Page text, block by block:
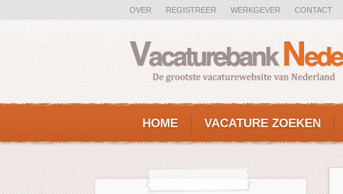
OVER REGISTREER WERKGEVER CONTACT
HOME VACATURE ZOEKEN